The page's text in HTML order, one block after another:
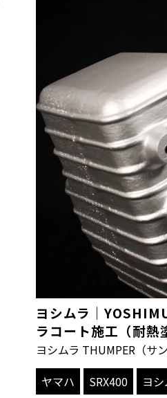
ヨシムラ｜
ラコート施工（耐熱
ヨシムラ THUMPER（サ
ヤマハ
SRX400 ヨ